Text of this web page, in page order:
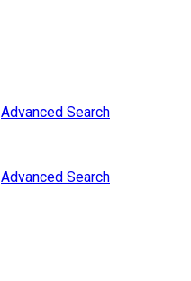
Advanced Search
Advanced Search